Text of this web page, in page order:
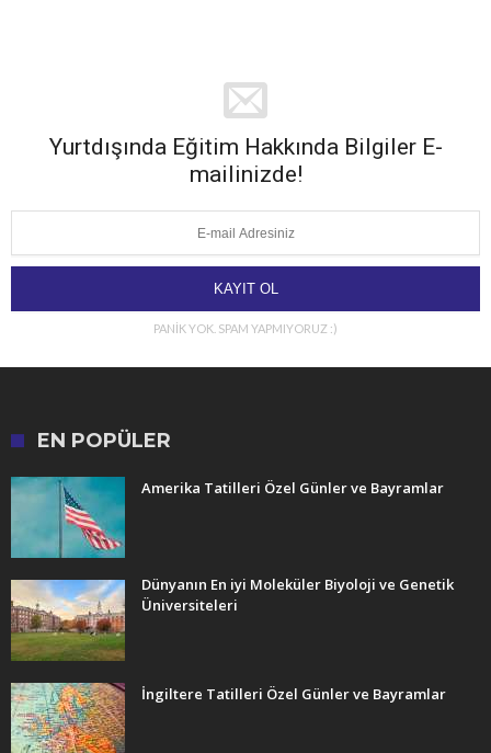
Yurtdışında Eğitim Hakkında Bilgiler E-
mailinizde!
PANİK YOK. SPAM YAPMIYORUZ :)
EN POPÜLER
Amerika Tatilleri Özel Günler ve Bayramlar
Dünyanın En iyi Moleküler Biyoloji ve Genetik
Üniversiteleri
İngiltere Tatilleri Özel Günler ve Bayramlar